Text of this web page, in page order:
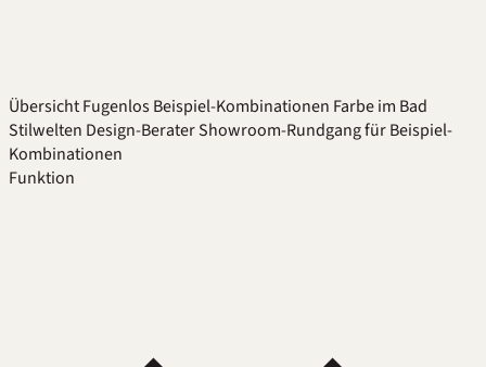
ÜbersichtFugenlosBeispiel-Kombinationen Farbe im Bad
Stilwelten Design-BeraterShowroom-Rundgang für Beispiel-
Kombinationen
Funktion